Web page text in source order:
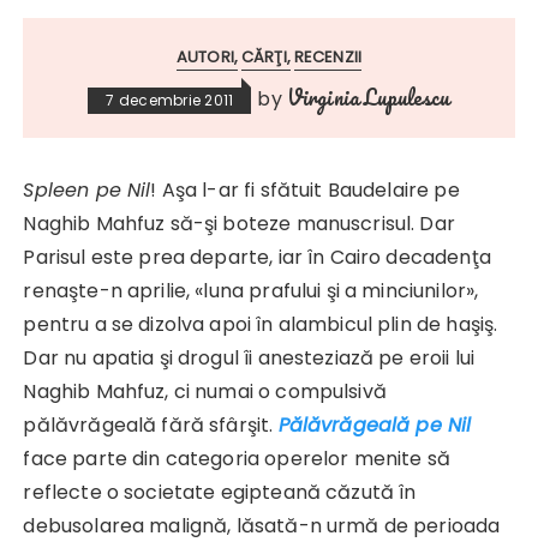
AUTORI CĂRŢI RECENZII
7 decembrie 2011 by Virginia Lupulescu
Spleen pe Nil! Aşa l-ar fi sfătuit Baudelaire pe
Naghib Mahfuz să-şi boteze manuscrisul. Dar
Parisul este prea departe, iar în Cairo decadenţa
renaşte-n aprilie, «luna prafului şi a minciunilor»,
pentru a se dizolva apoi în alambicul plin de haşiş.
Dar nu apatia şi drogul îi anesteziază pe eroii lui
Naghib Mahfuz, ci numai o compulsivă
pălăvrăgeală fără sfârşit. Pălăvrăgeală pe Nil
face parte din categoria operelor menite să
reflecte o societate egipteană căzută în
debusolarea malignă, lăsată-n urmă de perioada